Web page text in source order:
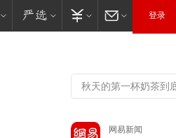
登录
网易新闻